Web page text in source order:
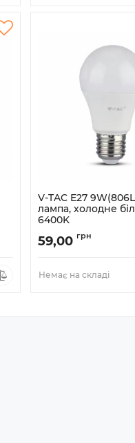
V-TAC E27
лампа, холодне
6400K
59,00 грн
Немає на складі